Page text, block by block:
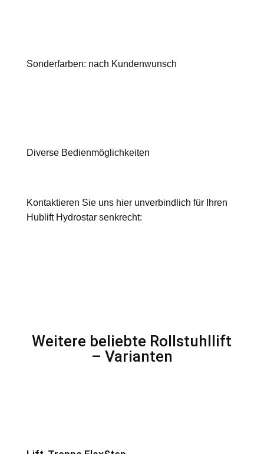
Sonderfarben: nach Kundenwunsch
Diverse Bedienmöglichkeiten
Kontaktieren Sie uns hier unverbindlich für Ihren
Hublift Hydrostar senkrecht:
Weitere beliebte Rollstuhllift
– Varianten